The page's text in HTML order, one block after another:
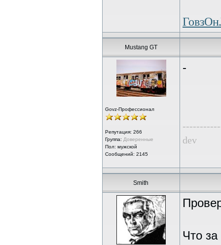
Mustang GT
Govz-Профессионал
Репутация: 266
Группа: Доверенные
Пол: мужской
Сообщений: 2145
-
dev
Smith
Что